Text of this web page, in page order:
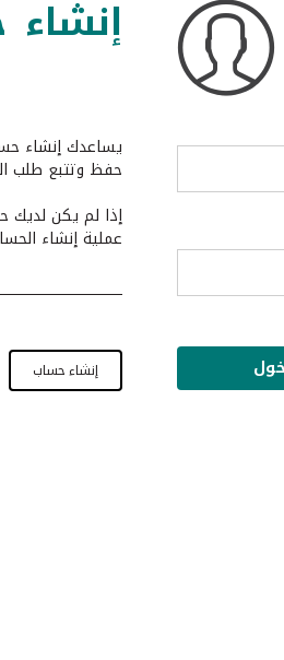
يساعدك إنشاء
حفظ وتتبع طلب
إذا لم يكن لديك
عملية إنشاء
إنشاء حساب